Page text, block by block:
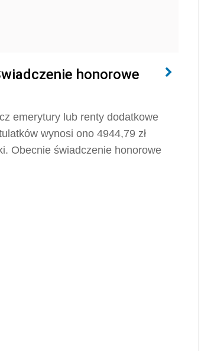
honorowe
emerytury lub renty dodatkowe
wynosi ono 4944,79 zł
Obecnie świadczenie honorowe